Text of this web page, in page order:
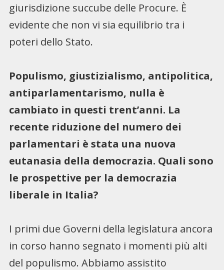
giurisdizione succube delle Procure. È
evidente che non vi sia equilibrio tra i
poteri dello Stato.
Populismo, giustizialismo, antipolitica,
antiparlamentarismo, nulla è
cambiato in questi trent’anni. La
recente riduzione del numero dei
parlamentari è stata una nuova
eutanasia della democrazia. Quali sono
le prospettive per la democrazia
liberale in Italia?
I primi due Governi della legislatura ancora
in corso hanno segnato i momenti più alti
del populismo. Abbiamo assistito